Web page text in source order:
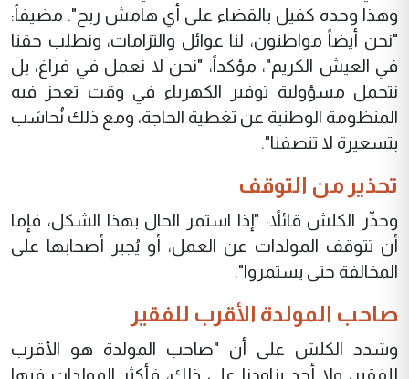
وهذا وحده كفيل بالقضاء على أي هامش ربح". مضيفاً:
"نحن أيضاً مواطنون، لنا عوائل والتزامات، ونطلب حقنا
في العيش الكريم"، مؤكداً، "نحن لا نعمل في فراغ، بل
نتحمل مسؤولية توفير الكهرباء في وقت تعجز فيه
المنظومة الوطنية عن تغطية الحاجة، ومع ذلك نُحاسَب
بتسعيرة لا تنصفنا".
تحذير من التوقف
وحذّر الكلش قائلاً: "إذا استمر الحال بهذا الشكل، فإما
أن تتوقف المولدات عن العمل، أو يُجبر أصحابها على
المخالفة حتى يستمروا".
صاحب المولدة الأقرب للفقير
وشدد الكلش على أن "صاحب المولدة هو الأقرب
للفقير، ولا أحد يزاودنا على ذلك، فأكثر المولدات فيها